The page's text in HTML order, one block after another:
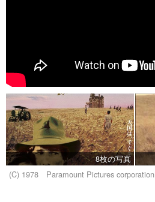
8枚の写真
(C) 1978 Paramount Pictures corporation